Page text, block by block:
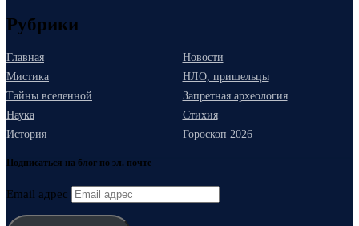
Рубрики
Главная
Новости
Мистика
НЛО, пришельцы
Тайны вселенной
Запретная археология
Наука
Стихия
История
Гороскоп 2026
Подписаться на блог по эл. почте
Email адрес